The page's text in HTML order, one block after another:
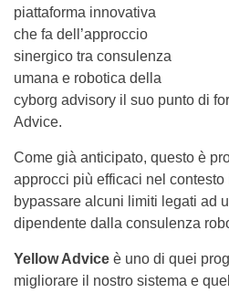
piattaforma innovativa
che fa dell’approccio
sinergico tra consulenza
umana e robotica della
cyborg advisory il suo punto di
Advice.
Come già anticipato, questo è
approcci più efficaci nel
bypassare alcuni limiti legati ad
dipendente dalla consulenza
Yellow Advice è uno di quei
migliorare il nostro sistema e